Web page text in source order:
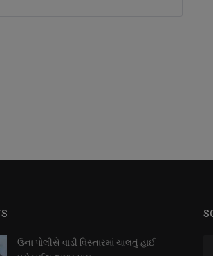
ઉના પોલીસે વાડી વિસ્તારમાં ચાલતું હાઈ